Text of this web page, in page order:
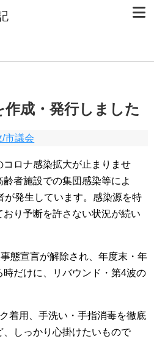
作成・発行しました
市議会
ロナ感染拡大が止まりませ
者施設での集団感染等によ
が発生しています。感染源を特
り予断を許さない状況が続い
態宣言が解除され、年度末・年
だけに、リバウンド・第4波の
着用、手洗い・手指消毒を徹底
しっかり心掛けたいもので